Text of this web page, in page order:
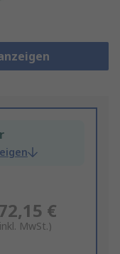
€
MwSt.)